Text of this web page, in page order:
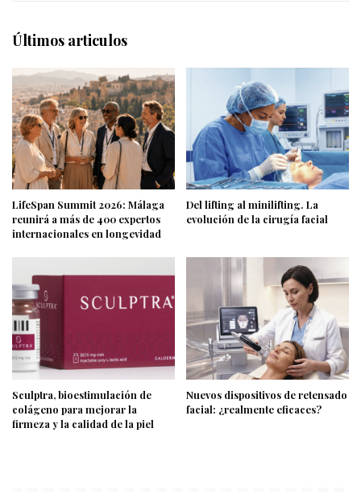
Últimos articulos
LifeSpan Summit 2026: Málaga
reunirá a más de 400 expertos
internacionales en longevidad
Del lifting al minilifting. La
evolución de la cirugía facial
Sculptra, bioestimulación de
colágeno para mejorar la
firmeza y la calidad de la piel
Nuevos dispositivos de retensado
facial: ¿realmente eficaces?